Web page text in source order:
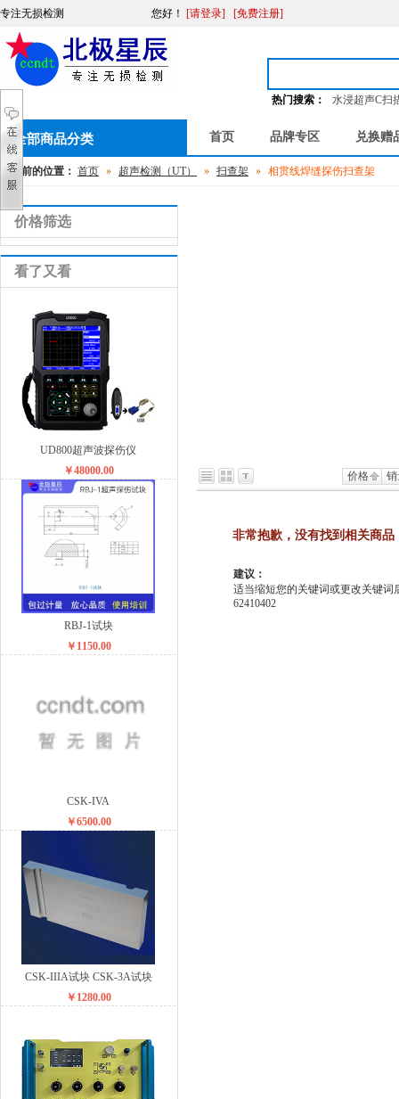
专注无损检测 您好 ！ [请登录] [免费注册]
热门搜索： 水浸超声C扫
全部商品分类 首页 品牌专区 兑换赠
您当前的位置： 首页 » 超声检测（UT） » 扫查架 » 相贯线焊缝探伤扫查架
价格
非常抱歉，没有找到相关商品
建议：
适当缩短您的关键词或更改关键词
62410402
价格筛选
看了又看
UD800超声波探伤仪
￥48000.00
RBJ-1试块
￥1150.00
CSK-IVA
￥6500.00
CSK-IIIA试块 CSK-3A试块
￥1280.00